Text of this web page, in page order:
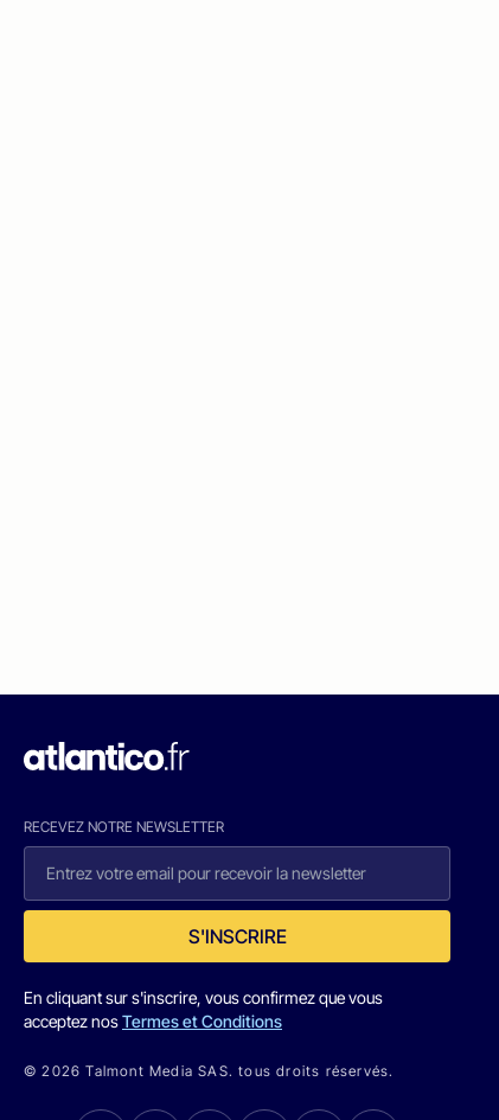
RECEVEZ NOTRE NEWSLETTER
S'INSCRIRE
En cliquant sur s'inscrire, vous confirmez que vous
acceptez nosTermes et Conditions
© 2026 Talmont Media SAS. tous droits réservés.